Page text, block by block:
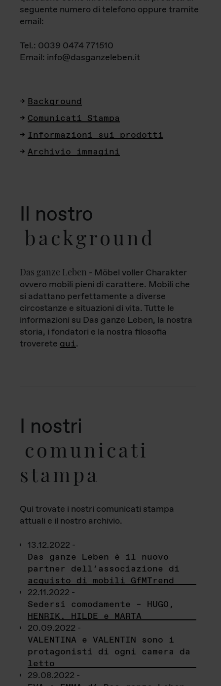
seguente numero di telefono oppure tramite
email:
Tel.: 0039 0474 771510
Email: info@dasganzeleben.it
Background
Comunicati Stampa
Informazioni sui prodotti
Archivio immagini
Il nostro
background
Das ganze Leben - Möbel voller Charakter
ovvero mobili pieni di carattere. Mobili che
si adattano perfettamente a diverse
circostanze e situazioni di vita. Tutte le
informazioni su Das ganze Leben, la nostra
storia, i fondatori e la nostra filosofia
troverete qui.
I nostri
comunicati
stampa
Qui trovate i nostri comunicati stampa
attuali e il nostro archivio.
13.12.2022 -
Das ganze Leben è il nuovo
partner dell’associazione di
acquisto di mobili GfMTrend
22.11.2022 -
Sedersi comodamente – HUGO,
HENRIK, HILDE e MARTA
20.09.2022 -
VALENTINA e VALENTIN sono i
protagonisti di ogni camera da
letto
29.08.2022 -